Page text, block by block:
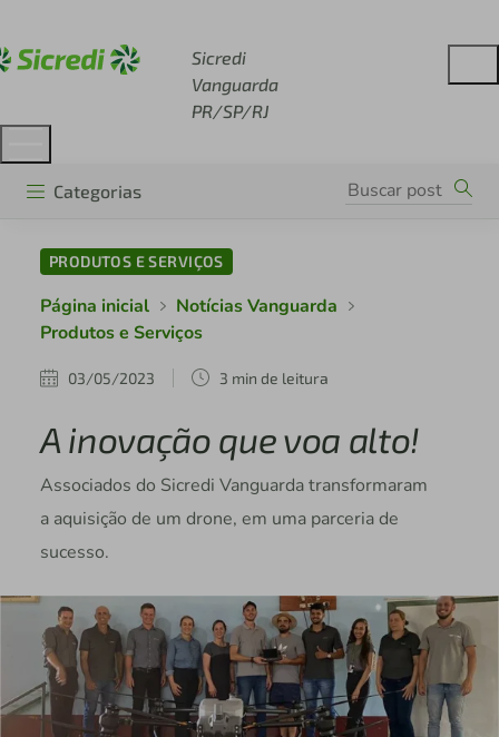
Sicredi
Vanguarda
PR/SP/RJ
Categorias
PRODUTOS E SERVIÇOS
Página inicial
Notícias Vanguarda
Produtos e Serviços
03/05/2023 3 min de leitura
A inovação que voa alto!
Associados do Sicredi Vanguarda transformaram
a aquisição de um drone, em uma parceria de
sucesso.